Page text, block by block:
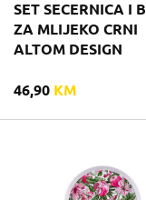
SET SECERNICA I
ZA MLIJEKO CRNI
ALTOM DESIGN
46,90 KM